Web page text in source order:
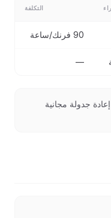
التكلفة
90 فرنك/ساعة
—
جدولة مجانية